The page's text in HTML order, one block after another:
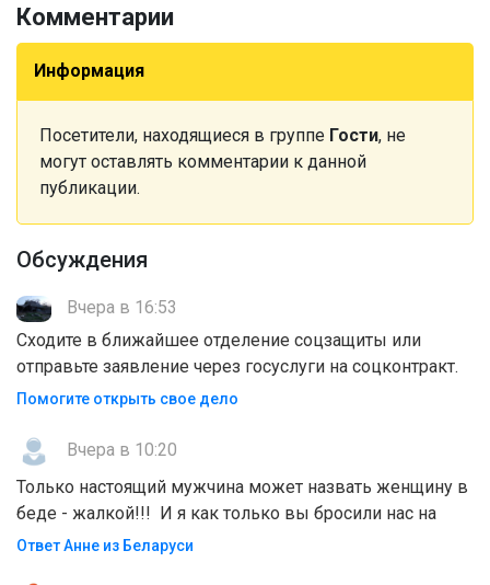
Комментарии
Информация
Посетители, находящиеся в группе Гости, не
могут оставлять комментарии к данной
публикации.
Обсуждения
Вчера в 16:53
Сходите в ближайшее отделение соцзащиты или
отправьте заявление через госуслуги на соцконтракт.
Помогите открыть свое дело
Вчера в 10:20
Только настоящий мужчина может назвать женщину в
беде - жалкой!!! И я как только вы бросили нас на
Ответ Анне из Беларуси